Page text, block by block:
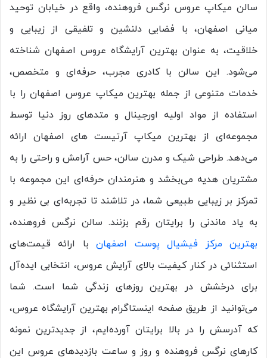
سالن میکاپ عروس نرگس فروهنده، واقع در خیابان توحید
میانی اصفهان، با فضایی دلنشین و تلفیقی از زیبایی و
خلاقیت، به عنوان بهترین آرایشگاه عروس اصفهان شناخته
می‌شود. این سالن با کادری مجرب، حرفه‌ای و متخصص،
خدمات متنوعی از جمله بهترین میکاپ عروس اصفهان را با
استفاده از مواد اولیه اورجینال و متدهای روز دنیا توسط
مجموعه‌ای از بهترین میکاپ آرتیست های اصفهان ارائه
می‌دهد. طراحی شیک و مدرن سالن، حس آرامش و راحتی را به
مشتریان هدیه می‌بخشد و هنرمندان حرفه‌ای این مجموعه با
تمرکز بر زیبایی طبیعی شما، در تلاشند تا تجربه‌ای بی ‌نظیر و
به یاد ماندنی را برایتان رقم بزنند. سالن نرگس فروهنده،
بهترین مرکز فیشیال پوست اصفهانبا ارائه قیمت‌های
استثنائی در کنار کیفیت بالای آرایش عروس، انتخابی ایده‌آل
برای درخشش در بهترین روزهای زندگی شما است. شما
می‌توانید از طریق صفحه اینستاگرام بهترین آرایشگاه عروس،
که آدرسش را در بالا برایتان آورده‌ایم، از جدید‌ترین نمونه
کارهای نرگس فروهنده و روز و ساعت بازدید‌های عروس این